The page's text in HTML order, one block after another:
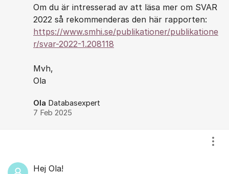
Om du är intresserad av att läsa mer om SVAR
2022 så rekommenderas den här rapporten:
https://www.smhi.se/publikationer/publikatione
r/svar-2022-1.208118
Mvh,
Ola
Ola Databasexpert
7 Feb 2025
Hej Ola!